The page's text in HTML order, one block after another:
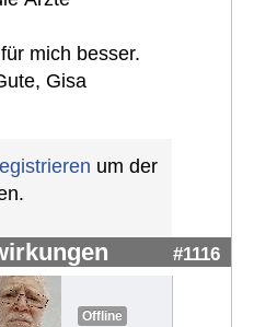
mich besser.
Gisa
um der
#1116
Offline